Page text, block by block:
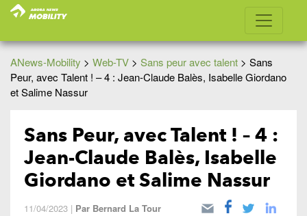
ANews-Mobility > Web-TV > Sans peur avec talent > Sans
Peur, avec Talent ! – 4 : Jean-Claude Balès, Isabelle Giordano
et Salime Nassur
Sans Peur, avec Talent ! – 4 :
Jean-Claude Balès, Isabelle
Giordano et Salime Nassur
11/04/2023 | Par Bernard La Tour